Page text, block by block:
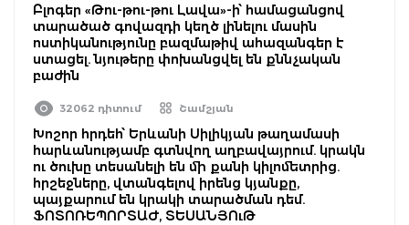
Բլոգեր «Թու-թու-թու Լավա»-ի՝ համացանցով
տարածած գովազդի կեղծ լինելու մասին
ոստիկանությունը բազմաթիվ ահազանգեր է
ստացել. նյութերը փոխանցվել են քննչական
բաժին
32062 դիտում Շամշյան
Խոշոր հրդեհ՝ Երևանի Սիլիկյան թաղամասի
հարևանությամբ գտնվող աղբավայրում. կրակն
ու ծուխը տեսանելի են մի քանի կիլոմետրից.
հրշեջները, վտանգելով իրենց կյանքը,
պայքարում են կրակի տարածման դեմ.
ՖՈՏՈՌԵՊՈՐՏԱԺ, ՏԵՍԱՆՅՈւԹ